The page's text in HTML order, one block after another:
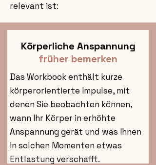
relevant ist:
Körperliche Anspannung
früher bemerken
Das Workbook enthält kurze
körperorientierte Impulse, mit
denen Sie beobachten können,
wann Ihr Körper in erhöhte
Anspannung gerät und was Ihnen
in solchen Momenten etwas
Entlastung verschafft.